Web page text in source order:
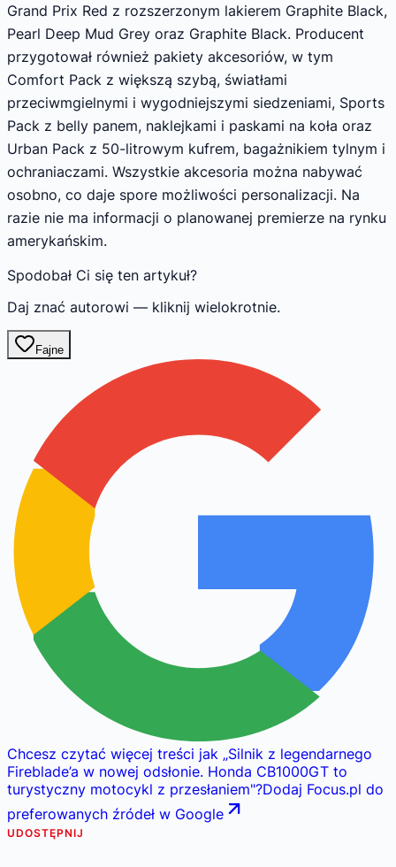
Grand Prix Red z rozszerzonym lakierem Graphite Black,
Pearl Deep Mud Grey oraz Graphite Black. Producent
przygotował również pakiety akcesoriów, w tym
Comfort Pack z większą szybą, światłami
przeciwmgielnymi i wygodniejszymi siedzeniami, Sports
Pack z belly panem, naklejkami i paskami na koła oraz
Urban Pack z 50-litrowym kufrem, bagażnikiem tylnym i
ochraniaczami. Wszystkie akcesoria można nabywać
osobno, co daje spore możliwości personalizacji. Na
razie nie ma informacji o planowanej premierze na rynku
amerykańskim.
Spodobał Ci się ten artykuł?
Daj znać autorowi — kliknij wielokrotnie.
Fajne
Chcesz czytać więcej treści jak „Silnik z legendarnego
Fireblade’a w nowej odsłonie. Honda CB1000GT to
turystyczny motocykl z przesłaniem"?Dodaj Focus.pl do
preferowanych źródeł w Google
UDOSTĘPNIJ